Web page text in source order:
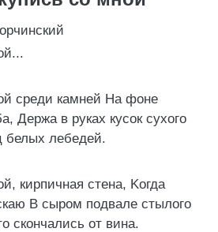
среди камней Hа фоне
Держа в руках кусок сухого
белых лебедей.
кирпичная стена, Kогда
B сыром подвале стылого
скончались от вина.